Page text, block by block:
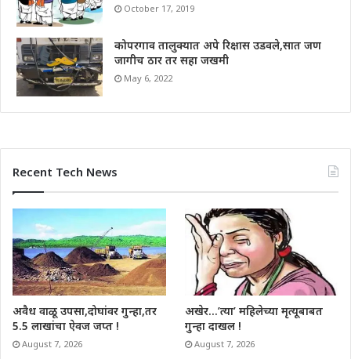
October 17, 2019
कोपरगाव तालुक्यात अपे रिक्षास उडवले,सात जण
जागीच ठार तर सहा जखमी
May 6, 2022
Recent Tech News
अवैध वाळू उपसा,दोघांवर गुन्हा,तर
5.5 लाखांचा ऐवज जप्त !
August 7, 2026
अखेर…’त्या’ महिलेच्या मृत्यूबाबत
गुन्हा दाखल !
August 7, 2026